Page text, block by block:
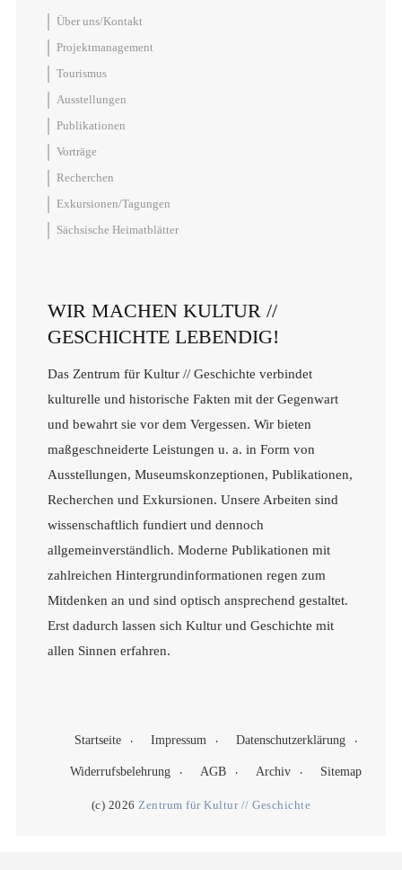
Über uns/Kontakt
Projektmanagement
Tourismus
Ausstellungen
Publikationen
Vorträge
Recherchen
Exkursionen/Tagungen
Sächsische Heimatblätter
WIR MACHEN KULTUR //
GESCHICHTE LEBENDIG!
Das Zentrum für Kultur // Geschichte verbindet
kulturelle und historische Fakten mit der Gegenwart
und bewahrt sie vor dem Vergessen. Wir bieten
maßgeschneiderte Leistungen u. a. in Form von
Ausstellungen, Museumskonzeptionen, Publikationen,
Recherchen und Exkursionen. Unsere Arbeiten sind
wissenschaftlich fundiert und dennoch
allgemeinverständlich. Moderne Publikationen mit
zahlreichen Hintergrundinformationen regen zum
Mitdenken an und sind optisch ansprechend gestaltet.
Erst dadurch lassen sich Kultur und Geschichte mit
allen Sinnen erfahren.
Startseite Impressum Datenschutzerklärung
Widerrufsbelehrung AGB Archiv Sitemap
(c) 2026 Zentrum für Kultur // Geschichte